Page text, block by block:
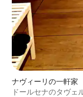
ナヴィーリの一軒家
ドールセナのタヴェ